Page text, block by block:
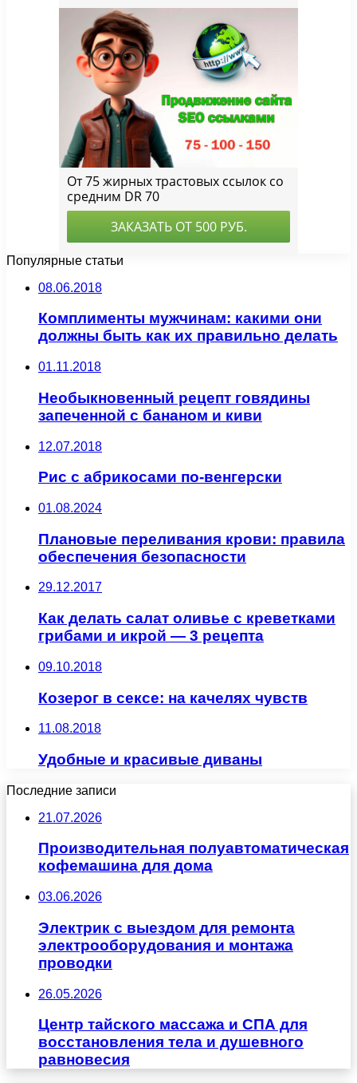
Популярные статьи
08.06.2018
Комплименты мужчинам: какими они
должны быть как их правильно делать
01.11.2018
Необыкновенный рецепт говядины
запеченной с бананом и киви
12.07.2018
Рис с абрикосами по-венгерски
01.08.2024
Плановые переливания крови: правила
обеспечения безопасности
29.12.2017
Как делать салат оливье с креветками
грибами и икрой — 3 рецепта
09.10.2018
Козерог в сексе: на качелях чувств
11.08.2018
Удобные и красивые диваны
Последние записи
21.07.2026
Производительная полуавтоматическая
кофемашина для дома
03.06.2026
Электрик с выездом для ремонта
электрооборудования и монтажа
проводки
26.05.2026
Центр тайского массажа и СПА для
восстановления тела и душевного
равновесия